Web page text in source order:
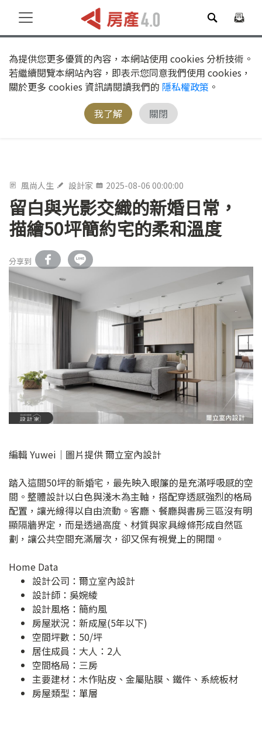
為提供您更多優質的內容，本網站使用 cookies 分析技術。
若繼續閱覽本網站內容，即表示您同意我們使用 cookies，
關於更多 cookies 資訊請閱讀我們的 隱私權政策 。
我了解
關閉
風尚人生 設計家 2025-08-06 00:00:00
留白與光影交織的新婚日常，
描繪50坪簡約宅的柔和溫度
分享到
編輯 Yuwei│圖片提供 爾立室內設計
踏入這間50坪的新婚宅，最先映入眼簾的是充滿呼吸感的空
間。整體設計以白色與淺木為主軸，搭配穿透感強烈的格局
配置，讓光線得以自由流動。客廳、餐廳與書房三區沒有明
顯隔牆界定，而是透過高度、材質與家具線條形成自然區
劃，讓公共空間充滿層次，卻又保有視覺上的開闊。
Home Data
設計公司： 爾立室內設計
設計師：吳婉綾
設計風格：簡約風
房屋狀況：新成屋(5年以下)
空間坪數：50/坪
居住成員：大人：2人
空間格局：三房
主要建材：木作貼皮、金屬貼膜、鐵件、系統板材
房屋類型：單層